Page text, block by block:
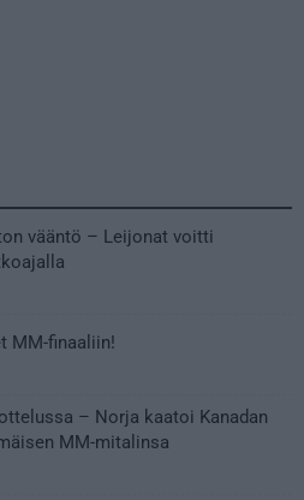
vääntö – Leijonat voitti
MM-finaaliin!
– Norja kaatoi Kanadan
MM-mitalinsa